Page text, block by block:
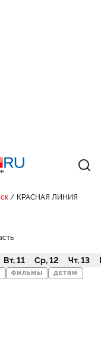
КРАСНАЯ ЛИНИЯ
Вт, 11 Ср, 12 Чт, 13
ФИЛЬМЫ ДЕТЯМ